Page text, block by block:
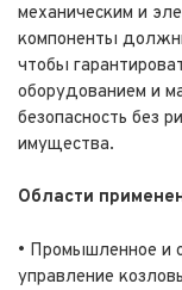
механическим и
компоненты
чтобы
оборудованием и
безопасность без
имущества.
Области
• Промышленное и
управление